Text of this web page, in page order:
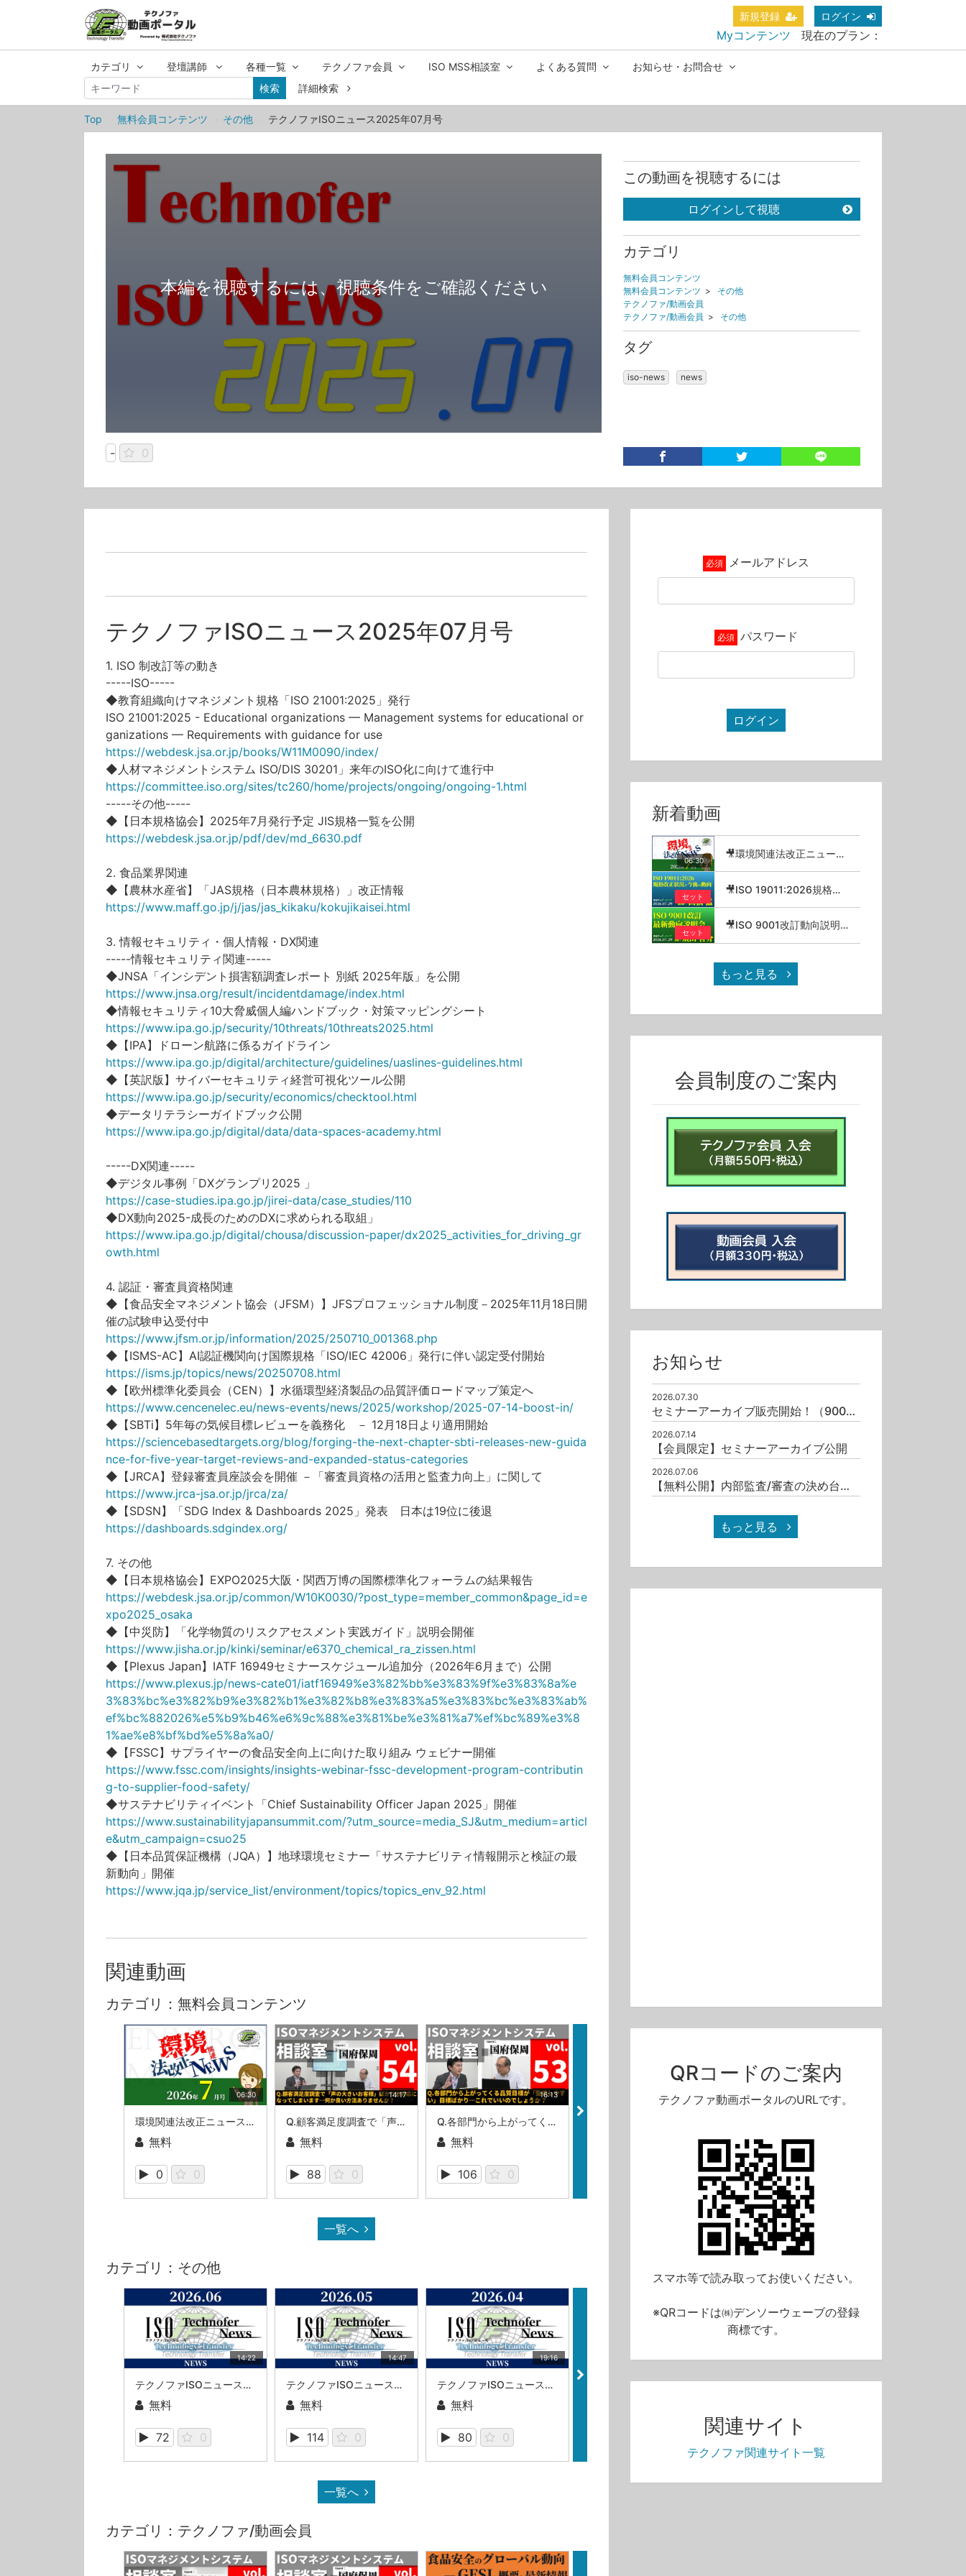
新規登録 ログイン
Myコンテンツ 現在のプラン：
カテゴリ 登壇講師 各種一覧 テクノファ会員 ISO MSS相談室 よくある質問
お知らせ・お問合せ
検索
詳細検索
Top 無料会員コンテンツ その他 テクノファISOニュース2025年07月号
本編を視聴するには、視聴条件をご確認ください
- 0
この動画を視聴するには
ログインして視聴
カテゴリ
無料会員コンテンツ
無料会員コンテンツ > その他
テクノファ/動画会員
テクノファ/動画会員 > その他
タグ
iso-news news
テクノファISOニュース2025年07月号
1. ISO 制改訂等の動き
-----ISO-----
◆教育組織向けマネジメント規格「ISO 21001:2025」発行
ISO 21001:2025 - Educational organizations — Management systems for educational or
ganizations — Requirements with guidance for use
https://webdesk.jsa.or.jp/books/W11M0090/index/
◆人材マネジメントシステム ISO/DIS 30201」来年のISO化に向けて進行中
https://committee.iso.org/sites/tc260/home/projects/ongoing/ongoing-1.html
-----その他-----
◆【日本規格協会】2025年7月発行予定 JIS規格一覧を公開
https://webdesk.jsa.or.jp/pdf/dev/md_6630.pdf
2. 食品業界関連
◆【農林水産省】「JAS規格（日本農林規格）」改正情報
https://www.maff.go.jp/j/jas/jas_kikaku/kokujikaisei.html
3. 情報セキュリティ・個人情報・DX関連
-----情報セキュリティ関連-----
◆JNSA「インシデント損害額調査レポート 別紙 2025年版」を公開
https://www.jnsa.org/result/incidentdamage/index.html
◆情報セキュリティ10大脅威個人編ハンドブック・対策マッピングシート
https://www.ipa.go.jp/security/10threats/10threats2025.html
◆【IPA】ドローン航路に係るガイドライン
https://www.ipa.go.jp/digital/architecture/guidelines/uaslines-guidelines.html
◆【英訳版】サイバーセキュリティ経営可視化ツール公開
https://www.ipa.go.jp/security/economics/checktool.html
◆データリテラシーガイドブック公開
https://www.ipa.go.jp/digital/data/data-spaces-academy.html
-----DX関連-----
◆デジタル事例「DXグランプリ2025 」
https://case-studies.ipa.go.jp/jirei-data/case_studies/110
◆DX動向2025-成長のためのDXに求められる取組」
https://www.ipa.go.jp/digital/chousa/discussion-paper/dx2025_activities_for_driving_gr
owth.html
4. 認証・審査員資格関連
◆【食品安全マネジメント協会（JFSM）】JFSプロフェッショナル制度－2025年11月18日開
催の試験申込受付中
https://www.jfsm.or.jp/information/2025/250710_001368.php
◆【ISMS-AC】AI認証機関向け国際規格「ISO/IEC 42006」発行に伴い認定受付開始
https://isms.jp/topics/news/20250708.html
◆【欧州標準化委員会（CEN）】水循環型経済製品の品質評価ロードマップ策定へ
https://www.cencenelec.eu/news-events/news/2025/workshop/2025-07-14-boost-in/
◆【SBTi】5年毎の気候目標レビューを義務化 － 12月18日より適用開始
https://sciencebasedtargets.org/blog/forging-the-next-chapter-sbti-releases-new-guida
nce-for-five-year-target-reviews-and-expanded-status-categories
◆【JRCA】登録審査員座談会を開催 －「審査員資格の活用と監査力向上」に関して
https://www.jrca-jsa.or.jp/jrca/za/
◆【SDSN】「SDG Index & Dashboards 2025」発表 日本は19位に後退
https://dashboards.sdgindex.org/
7. その他
◆【日本規格協会】EXPO2025大阪・関西万博の国際標準化フォーラムの結果報告
https://webdesk.jsa.or.jp/common/W10K0030/?post_type=member_common&page_id=e
xpo2025_osaka
◆【中災防】「化学物質のリスクアセスメント実践ガイド」説明会開催
https://www.jisha.or.jp/kinki/seminar/e6370_chemical_ra_zissen.html
◆【Plexus Japan】IATF 16949セミナースケジュール追加分（2026年6月まで）公開
https://www.plexus.jp/news-cate01/iatf16949%e3%82%bb%e3%83%9f%e3%83%8a%e
3%83%bc%e3%82%b9%e3%82%b1%e3%82%b8%e3%83%a5%e3%83%bc%e3%83%ab%
ef%bc%882026%e5%b9%b46%e6%9c%88%e3%81%be%e3%81%a7%ef%bc%89%e3%8
1%ae%e8%bf%bd%e5%8a%a0/
◆【FSSC】サプライヤーの食品安全向上に向けた取り組み ウェビナー開催
https://www.fssc.com/insights/insights-webinar-fssc-development-program-contributin
g-to-supplier-food-safety/
◆サステナビリティイベント「Chief Sustainability Officer Japan 2025」開催
https://www.sustainabilityjapansummit.com/?utm_source=media_SJ&utm_medium=articl
e&utm_campaign=csuo25
◆【日本品質保証機構（JQA）】地球環境セミナー「サステナビリティ情報開示と検証の最
新動向」開催
https://www.jqa.jp/service_list/environment/topics/topics_env_92.html
関連動画
カテゴリ：無料会員コンテンツ
06:30
環境関連法改正ニュース_2026年7月
無料
0 0
14:17
Q.顧客満足度調査で「声の大きいお客様」ばかりの対応になってしまいます…何か良い方法ありませんか？（ISOマネジメントシステム相談室・第54回）
無料
88 0
16:13
Q.各部門から上がってくる品質目標が「監視しやすい」目標ばかり…これでいいのでしょうか？（ISOマネジメントシステム相談室・相談室第53回）
無料
106 0
13:21
無料
72 0
一覧へ
カテゴリ：その他
14:22
テクノファISOニュース2026年06月号
無料
72 0
14:47
テクノファISOニュース2026年05月号
無料
114 0
19:16
テクノファISOニュース2026年4月号
無料
80 0
テクノファISOニュース2026年3月号 テクノファISOニュース2026年2月号
一覧へ
カテゴリ：テクノファ/動画会員
メールアドレス
パスワード
ログイン
新着動画
06:30
🎥環境関連法改正ニュース_2026年7月
セット
🎥ISO 19011:2026規格改正状況と今後の動向／高橋猛【セミナーアーカイブ】
セット
🎥ISO 9001改訂動向説明会 2026.07.29【セミナーアーカイブ】
もっと見る
会員制度のご案内
お知らせ
2026.07.30
セミナーアーカイブ販売開始！（9001/19011）
2026.07.14
【会員限定】セミナーアーカイブ公開
2026.07.06
【無料公開】内部監査/審査の決め台詞十撰（其之一）
もっと見る
QRコードのご案内
テクノファ動画ポータルのURLです。
スマホ等で読み取ってお使いください。
※QRコードは㈱デンソーウェーブの登録
商標です。
関連サイト
テクノファ関連サイト一覧